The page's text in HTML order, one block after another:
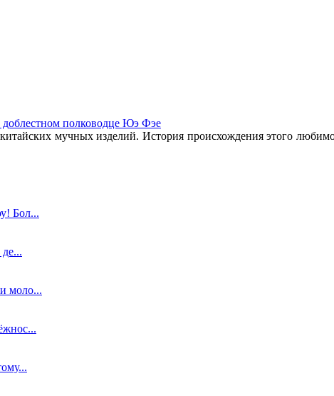
полководце Юэ Фэе
мучных изделий. История происхождения этого
Бол...
моло...